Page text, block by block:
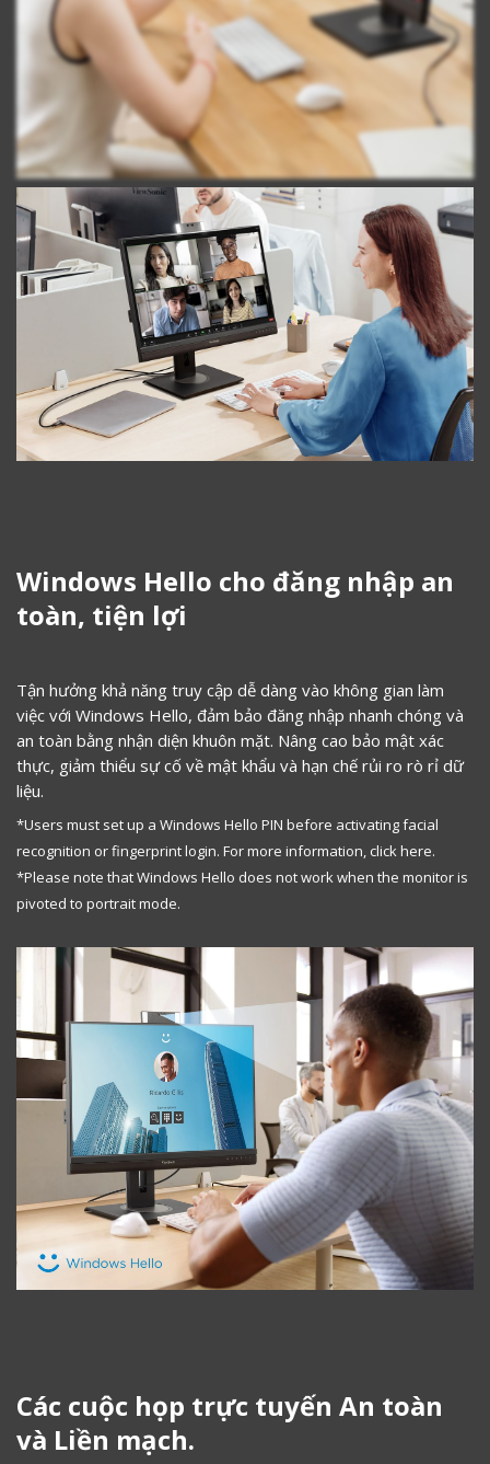
Windows Hello cho đăng nhập an
toàn, tiện lợi
Tận hưởng khả năng truy cập dễ dàng vào không gian làm
việc với Windows Hello, đảm bảo đăng nhập nhanh chóng và
an toàn bằng nhận diện khuôn mặt. Nâng cao bảo mật xác
thực, giảm thiểu sự cố về mật khẩu và hạn chế rủi ro rò rỉ dữ
liệu.
*Users must set up a Windows Hello PIN before activating facial
recognition or fingerprint login. For more information, click here.
*Please note that Windows Hello does not work when the monitor is
pivoted to portrait mode.
Các cuộc họp trực tuyến An toàn
và Liền mạch.